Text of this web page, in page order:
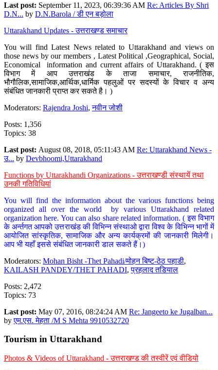
Last post: September 11, 2023, 06:39:36 AM Re: Articles By Shri
D.N... by D.N.Barola / डी एन बड़ोला
Uttarakhand Updates - उत्तराखण्ड समाचार
You will find Latest News related to Uttarakhand and views on
those news by our members , Latest Political ,Geographical, Social,
Economical information and current affairs of Uttarakhand. ( इस
विभाग में आप उत्तराखंड के ताजा समाचार, राजनीतिक,
भौगौलिक,सामाजिक,आर्थिक,धार्मिक पहलुओं पर सदस्यों के विचार व अन्य
संबंधित जानकारी प्राप्त कर सकते है। )
Moderators: Rajendra Joshi,नवीन जोशी
Posts: 1,356
Topics: 38
Last post: August 08, 2018, 05:11:43 AM Re: Uttarakhand News -
उ... by Devbhoomi,Uttarakhand
Functions by Uttarakhandi Organizations - उत्तराखण्डी संस्थायें तथा
उनकी गतिविधियां
You will find the information about the various functions being
organized all over the world by various Uttarakhand related
organization here. You can also share related information. ( इस विभाग
के अर्न्तगत आपको उत्तराखंड की विभिन्न संस्थाओ द्वारा विश्व के विभिन्न भागों में
आयोजित सांस्कृतिक, सामाजिक और अन्य कार्यक्रमों की जानकारी मिलेगी।
आप भी यहाँ इससे संबंधित जानकारी डाल सकते हैं।)
Moderators: Mohan Bisht -Thet Pahadi/मोहन बिष्ट-ठेठ पहाडी,
KAILASH PANDEY/THET PAHADI,प्रहलाद तडियाल
Posts: 2,472
Topics: 73
Last post: May 07, 2016, 08:24:24 AM Re: Jangeeto ke Jugalban...
byएम.एस. मेहता /M S Mehta 9910532720
Tourism in Uttarakhand
Photos & Videos of Uttarakhand - उत्तराखण्ड की तस्वीरें एवं वीडियो